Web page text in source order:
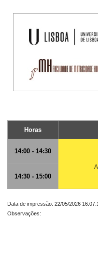
Horas
14:00 - 14:30
14:30 - 15:00
Data de impressão: 22/05/2026
Observações: